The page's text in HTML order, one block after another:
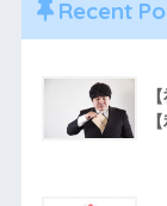
Recent